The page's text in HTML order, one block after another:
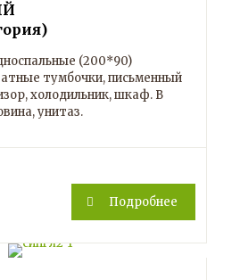
(200*90)
тумбочки, письменный
холодильник, шкаф. В
унитаз.
Подробнее